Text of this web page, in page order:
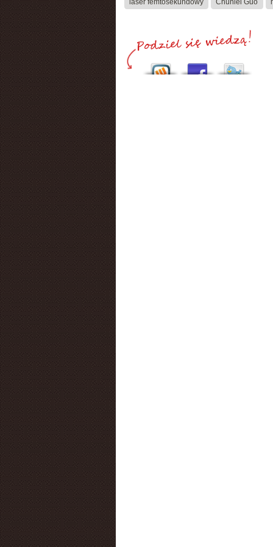
laser femtosekundowy Chunlei Guo